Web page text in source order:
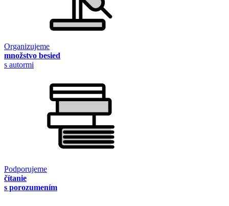
Organizujeme
množstvo besied
s autormi
Podporujeme
čítanie
s porozumením